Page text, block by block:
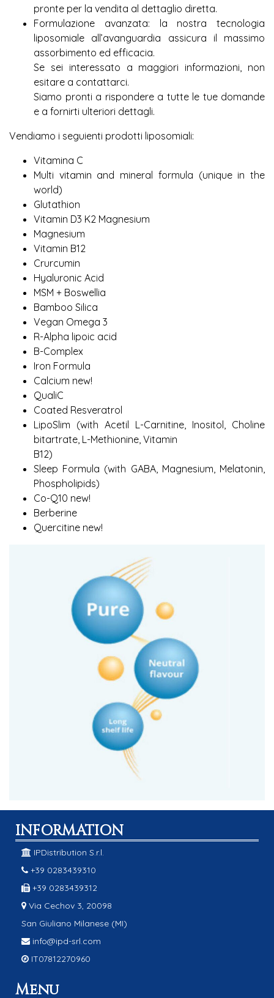
pronte per la vendita al dettaglio diretta.
Formulazione avanzata: la nostra tecnologia
liposomiale all’avanguardia assicura il massimo
assorbimento ed efficacia.
Se sei interessato a maggiori informazioni, non
esitare a contattarci.
Siamo pronti a rispondere a tutte le tue domande
e a fornirti ulteriori dettagli.
Vendiamo i seguienti prodotti liposomiali:
Vitamina C
Multi vitamin and mineral formula (unique in the
world)
Glutathion
Vitamin D3 K2 Magnesium
Magnesium
Vitamin B12
Crurcumin
Hyaluronic Acid
MSM + Boswellia
Bamboo Silica
Vegan Omega 3
R-Alpha lipoic acid
B-Complex
Iron Formula
Calcium new!
QualiC
Coated Resveratrol
LipoSlim (with Acetil L-Carnitine, Inositol, Choline
bitartrate, L-Methionine, Vitamin
B12)
Sleep Formula (with GABA, Magnesium, Melatonin,
Phospholipids)
Co-Q10 new!
Berberine
Quercitine new!
INFORMATION
IPDistribution S.r.l.
+39 0283439310
+39 0283439312
Via Cechov 3, 20098
San Giuliano Milanese (MI)
info@ipd-srl.com
IT07812270960
Menu